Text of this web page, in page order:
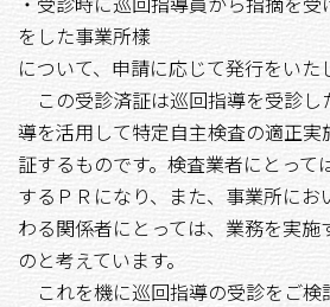
をした事業所樣
について、申請に応じて発行をいた
この受診済証は巡回指導を受診し
導を活用して特定自主検査の適正実
証するものです。検査業者にとって
するＰＲになり、また、事業所に
わる関係者にとっては、業務を実施
のと考えています。
これを機に巡回指導の受診をご検